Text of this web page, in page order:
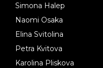
Simona Halep
Naomi Osaka
Elina Svitolina
Petra Kvitova
Karolina Pliskova